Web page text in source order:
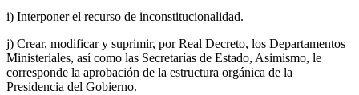
i) Interponer el recurso de inconstitucionalidad.
j) Crear, modificar y suprimir, por Real Decreto, los Departamentos
Ministeriales, así como las Secretarías de Estado, Asimismo, le
corresponde la aprobación de la estructura orgánica de la
Presidencia del Gobierno.